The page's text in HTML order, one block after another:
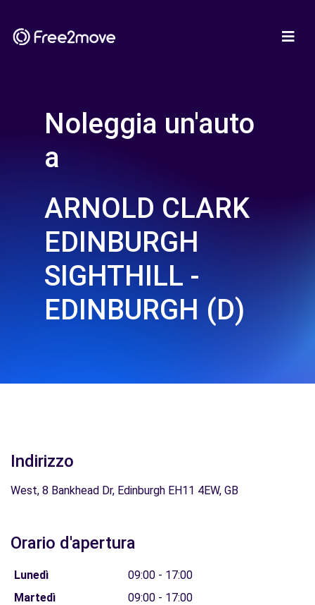
Noleggia un'auto
a
ARNOLD CLARK
EDINBURGH
SIGHTHILL -
EDINBURGH (D)
Indirizzo
West, 8 Bankhead Dr, Edinburgh EH11 4EW, GB
Orario d'apertura
Lunedì
09:00 - 17:00
Martedì
09:00 - 17:00